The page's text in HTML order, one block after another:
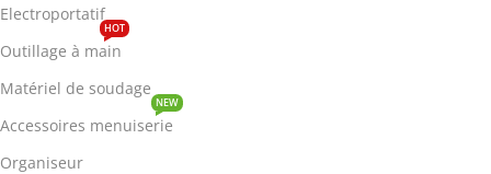
Electroportatif
Outillage à main
HOT
Matériel de soudage
Accessoires menuiserie
NEW
Organiseur